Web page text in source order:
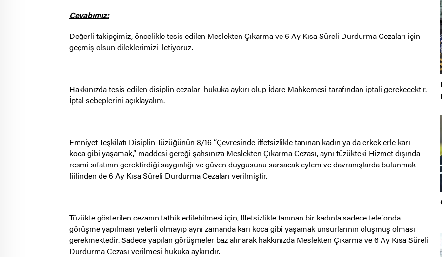
Cevabımız:
Değerli takipçimiz, öncelikle tesis edilen Meslekten Çıkarma ve 6 Ay Kısa Süreli Durdurma Cezaları için
geçmiş olsun dileklerimizi iletiyoruz.
Hakkınızda tesis edilen disiplin cezaları hukuka aykırı olup İdare Mahkemesi tarafından iptali gerekecektir.
İptal sebeplerini açıklayalım.
Emniyet Teşkilatı Disiplin Tüzüğünün 8/16 “Çevresinde iffetsizlikle tanınan kadın ya da erkeklerle karı –
koca gibi yaşamak,” maddesi gereği şahsınıza Meslekten Çıkarma Cezası, aynı tüzükteki Hizmet dışında
resmi sıfatının gerektirdiği saygınlığı ve güven duygusunu sarsacak eylem ve davranışlarda bulunmak
fiilinden de 6 Ay Kısa Süreli Durdurma Cezaları verilmiştir.
Tüzükte gösterilen cezanın tatbik edilebilmesi için, İffetsizlikle tanınan bir kadınla sadece telefonda
görüşme yapılması yeterli olmayıp aynı zamanda karı koca gibi yaşamak unsurlarının oluşmuş olması
gerekmektedir. Sadece yapılan görüşmeler baz alınarak hakkınızda Meslekten Çıkarma ve 6 Ay Kısa Süreli
Durdurma Cezası verilmesi hukuka aykırıdır.